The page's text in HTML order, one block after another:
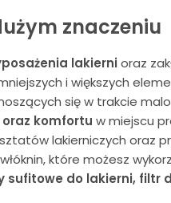
znaczeniu
lakiernioraz
i większych
się w trakcie
komfortu w miejscu
lakierniczych oraz
które możesz
sufitowe do lakierni, filtr